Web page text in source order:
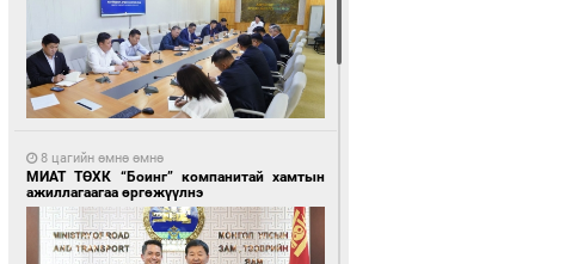
8 цагийн өмнө өмнө
МИАТ ТӨХК “Боинг” компанитай хамтын
ажиллагаагаа өргөжүүлнэ